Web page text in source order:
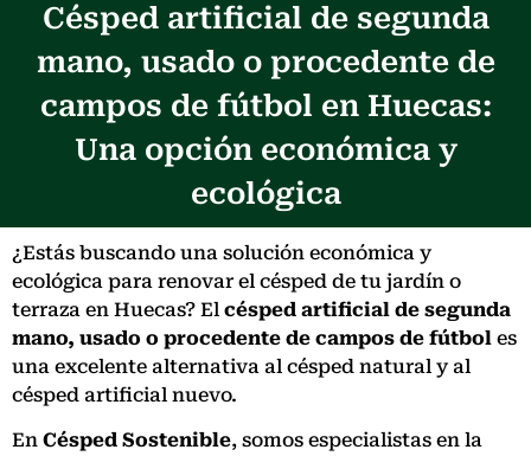
Césped artificial de segunda
mano, usado o procedente de
campos de fútbol en Huecas:
Una opción económica y
ecológica
¿Estás buscando una solución económica y
ecológica para renovar el césped de tu jardín o
terraza en Huecas? El césped artificial de segunda
mano, usado o procedente de campos de fútbol es
una excelente alternativa al césped natural y al
césped artificial nuevo.
En Césped Sostenible, somos especialistas en la